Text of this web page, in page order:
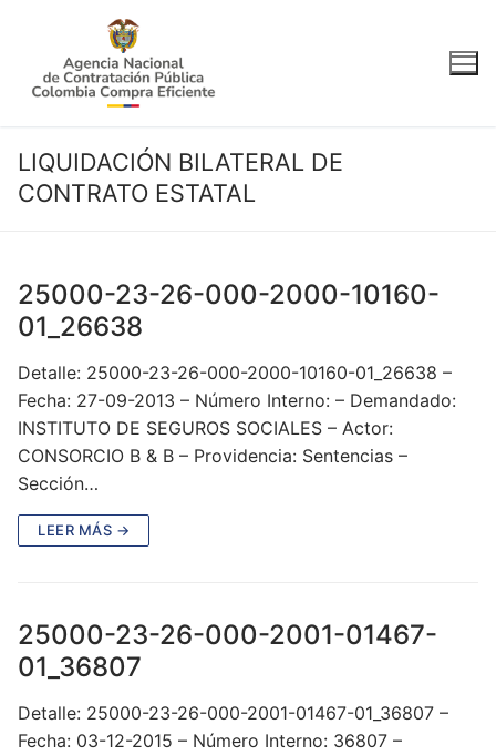
contenido
LIQUIDACIÓN BILATERAL DE
CONTRATO ESTATAL
25000-23-26-000-2000-10160-
01_26638
Detalle: 25000-23-26-000-2000-10160-01_26638 –
Fecha: 27-09-2013 – Número Interno: – Demandado:
INSTITUTO DE SEGUROS SOCIALES – Actor:
CONSORCIO B & B – Providencia: Sentencias –
Sección…
LEER MÁS →
25000-23-26-000-2001-01467-
01_36807
Detalle: 25000-23-26-000-2001-01467-01_36807 –
Fecha: 03-12-2015 – Número Interno: 36807 –